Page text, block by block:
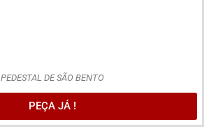
PEDESTAL DE SÃO BENTO
PEÇA JÁ !